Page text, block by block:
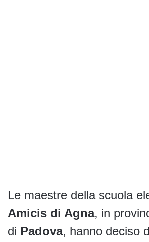
Le maestre della scuola
Amicis di Agna, in
di Padova, hanno deciso